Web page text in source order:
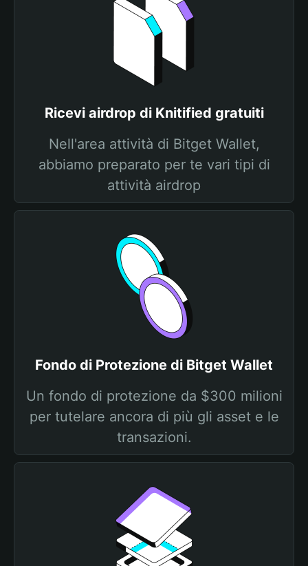
Ricevi airdrop di Knitified gratuiti
Nell'area attività di Bitget Wallet,
abbiamo preparato per te vari tipi di
attività airdrop
Fondo di Protezione di Bitget Wallet
Un fondo di protezione da $300 milioni
per tutelare ancora di più gli asset e le
transazioni.